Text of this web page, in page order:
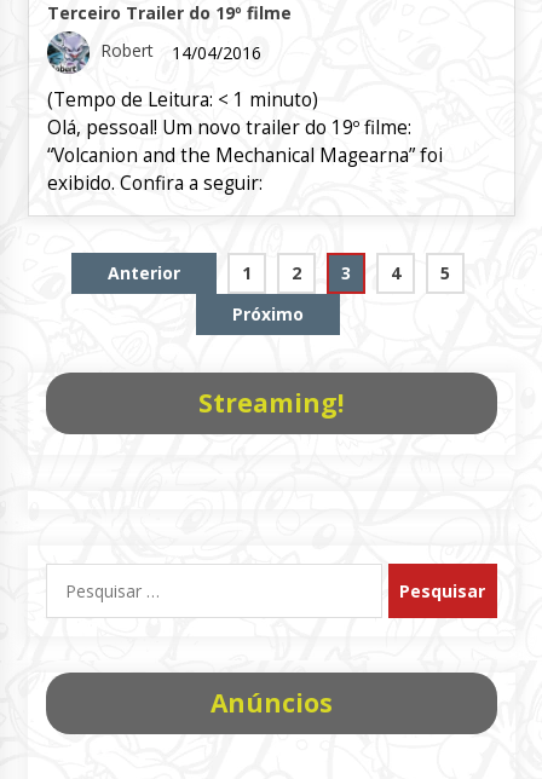
Terceiro Trailer do 19º filme
Robert
14/04/2016
(Tempo de Leitura: < 1 minuto)
Olá, pessoal! Um novo trailer do 19º filme:
“Volcanion and the Mechanical Magearna” foi
exibido. Confira a seguir:
Paginação
Anterior 1 2 3 4
5
Próximo
Streaming!
por:
Anúncios